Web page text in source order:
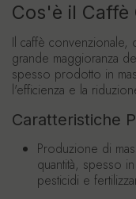
Cos'è il Caffè
Il caffè convenzionale,
grande maggioranza
spesso prodotto in
l'efficienza e la
Caratteristiche
Produzione di
quantità, spesso
pesticidi e